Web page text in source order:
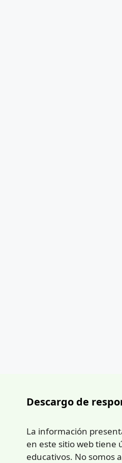
Descargo de
La información
en este sitio web tiene
educativos. No somos